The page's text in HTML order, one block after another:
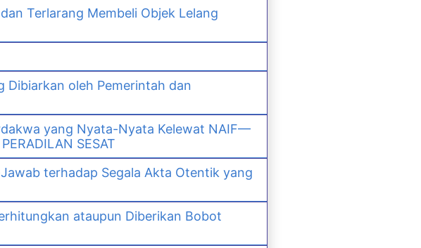
Terlarang Membeli Objek Lelang
Dibiarkan oleh Pemerintah dan
yang Nyata-Nyata Kelewat NAIF—
SESAT
terhadap Segala Akta Otentik yang
ataupun Diberikan Bobot